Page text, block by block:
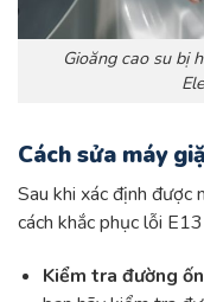
Gioăng cao su bị
Cách sửa máy
Sau khi xác định được
cách khắc phục lỗi
Kiểm tra đường